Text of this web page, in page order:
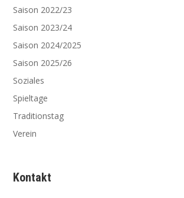
Saison 2022/23
Saison 2023/24
Saison 2024/2025
Saison 2025/26
Soziales
Spieltage
Traditionstag
Verein
Kontakt